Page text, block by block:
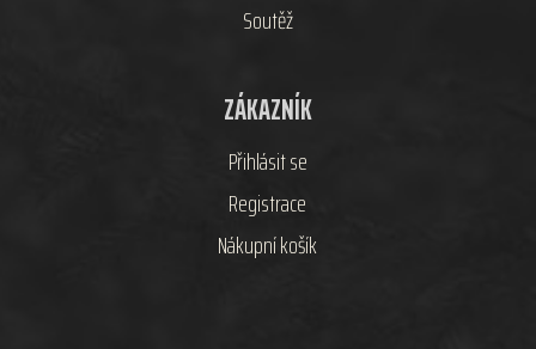
Soutěž
ZÁKAZNÍK
Přihlásit se
Registrace
Nákupní košík